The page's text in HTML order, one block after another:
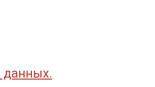
данных.